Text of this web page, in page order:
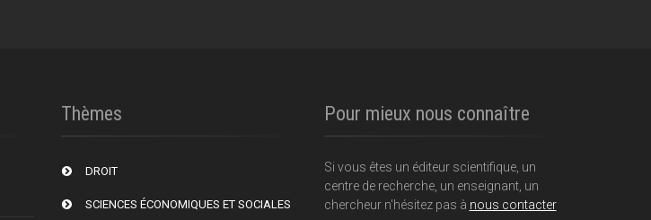
Thèmes
DROIT
SCIENCES ÉCONOMIQUES ET SOCIALES
Pour mieux nous connaître
Si vous êtes un éditeur scientifique, un
centre de recherche, un enseignant, un
chercheur n'hésitez pas à nous contacter